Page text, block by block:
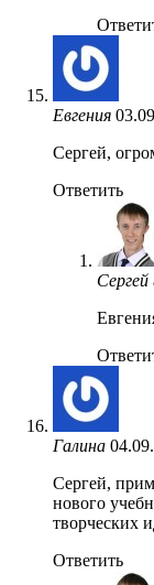
Евгения
Сергей,
Ответить
Сергей
Галина
Сергей,
нового
творческих
Ответить